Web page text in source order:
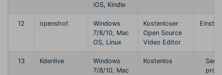
iOS, Kindle
12 openshot
Windows
7/8/10, Mac
OS, Linux
Kostenloser
Open Source
Video Editor
13 Kdenlive
Windows
7/8/10, Mac
Kostenlos